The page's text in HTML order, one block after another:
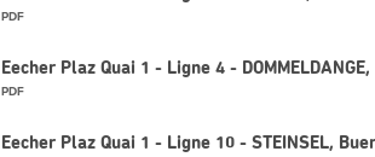
PDF
Eecher Plaz Quai 1 - Ligne 4 -
PDF
Eecher Plaz Quai 1 - Ligne 10 - STEINSEL,